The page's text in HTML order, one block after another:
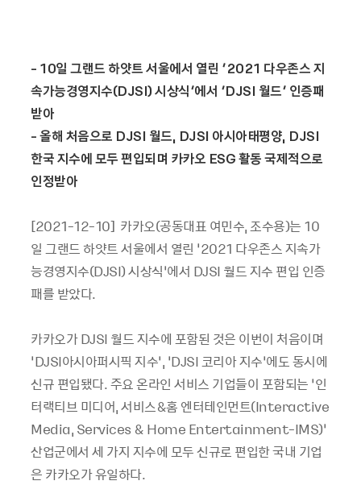
- 10일 그랜드 하얏트 서울에서 열린 ‘2021 다우존스 지
속가능경영지수(DJSI)시상식’에서 ‘DJSI 월드’ 인증패
받아
-올해 처음으로 DJSI 월드, DJSI 아시아태평양, DJSI
한국 지수에 모두 편입되며 카카오 ESG활동 국제적으로
인정받아
[2021-12-10] 카카오(공동대표 여민수, 조수용)는 10
일 그랜드 하얏트 서울에서 열린 ‘2021 다우존스 지속가
능경영지수(DJSI) 시상식’에서 DJSI 월드 지수 편입 인증
패를 받았다.
카카오가 DJSI 월드 지수에 포함된 것은 이번이 처음이며
‘DJSI아시아퍼시픽 지수’, ‘DJSI 코리아 지수’에도 동시에
신규 편입됐다. 주요 온라인 서비스 기업들이 포함되는 ‘인
터랙티브 미디어, 서비스&홈 엔터테인먼트(Interactive
Media, Services & Home Entertainment-IMS)’
산업군에서 세 가지 지수에 모두 신규로 편입한 국내 기업
은 카카오가 유일하다.